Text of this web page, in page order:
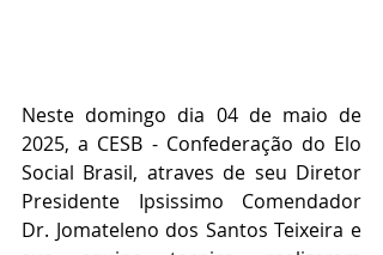
Neste domingo dia 04 de maio de
2025, a CESB - Confederação do Elo
Social Brasil, atraves de seu Diretor
Presidente Ipsissimo Comendador
Dr. Jomateleno dos Santos Teixeira e